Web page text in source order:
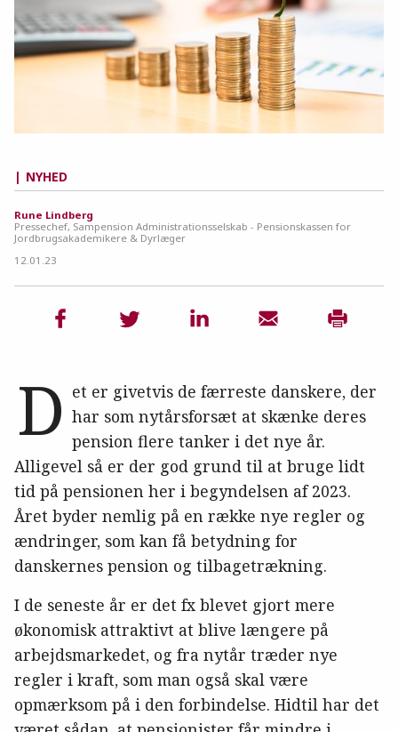
NYHED
Rune Lindberg
Pressechef, Sampension Administrationsselskab - Pensionskassen for
Jordbrugsakademikere & Dyrlæger
12.01.23
D et er givetvis de færreste danskere, der
har som nytårsforsæt at skænke deres
pension flere tanker i det nye år.
Alligevel så er der god grund til at bruge lidt
tid på pensionen her i begyndelsen af 2023.
Året byder nemlig på en række nye regler og
ændringer, som kan få betydning for
danskernes pension og tilbagetrækning.
I de seneste år er det fx blevet gjort mere
økonomisk attraktivt at blive længere på
arbejdsmarkedet, og fra nytår træder nye
regler i kraft, som man også skal være
opmærksom på i den forbindelse. Hidtil har det